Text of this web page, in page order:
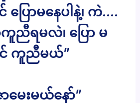
ပြောမနေပါနဲ့၊ ကဲ….
ညီရမလဲ၊ ပြော မ
င် ကူညီမယ်”
ေးမယ်နော်”